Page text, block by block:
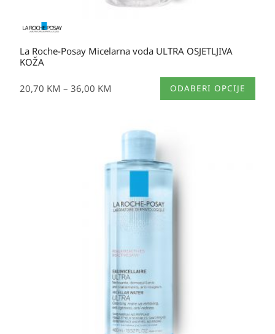
La Roche-Posay Micelarna voda ULTRA OSJETLJIVA
KOŽA
20,70 KM – 36,00 KM ODABERI OPCIJE
Ovaj
proizvod
varijanti.
Opcije
mogu
odabrati